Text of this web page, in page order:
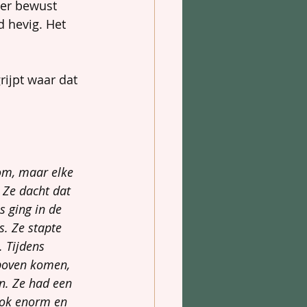
bewust
hevig. Het
waar dat
maar elke
dacht dat
ging in de
Ze stapte
Tijdens
komen,
Ze had een
enorm en